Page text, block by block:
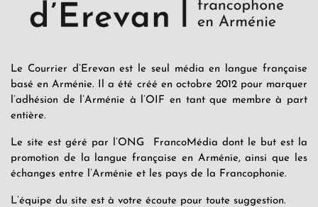
Le Courrier d’Erevan est le seul média en langue française
basé en Arménie. Il a été créé en octobre 2012 pour marquer
l’adhésion de l’Arménie à l’OIF en tant que membre à part
entière.
Le site est géré par l’ONG FrancoMédia dont le but est la
promotion de la langue française en Arménie, ainsi que les
échanges entre l’Arménie et les pays de la Francophonie.
L’équipe du site est à votre écoute pour toute suggestion.